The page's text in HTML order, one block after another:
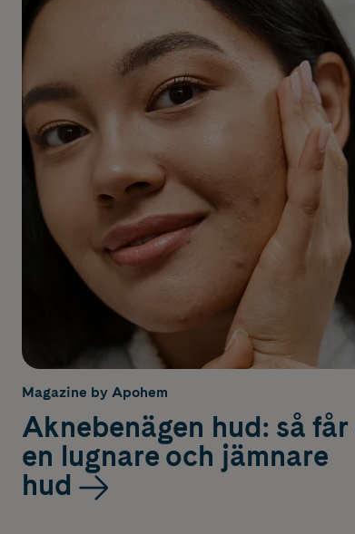
Magazine by Apohem
Aknebenägen hud: så får
en lugnare och jämnare
hud